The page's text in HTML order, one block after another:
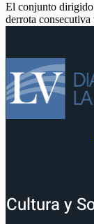
El conjunto dirigido
derrota
Cultura y